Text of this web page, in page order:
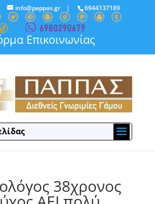
info@pappas.gr| 6944137189
Επικοινωνίας
38χρονος